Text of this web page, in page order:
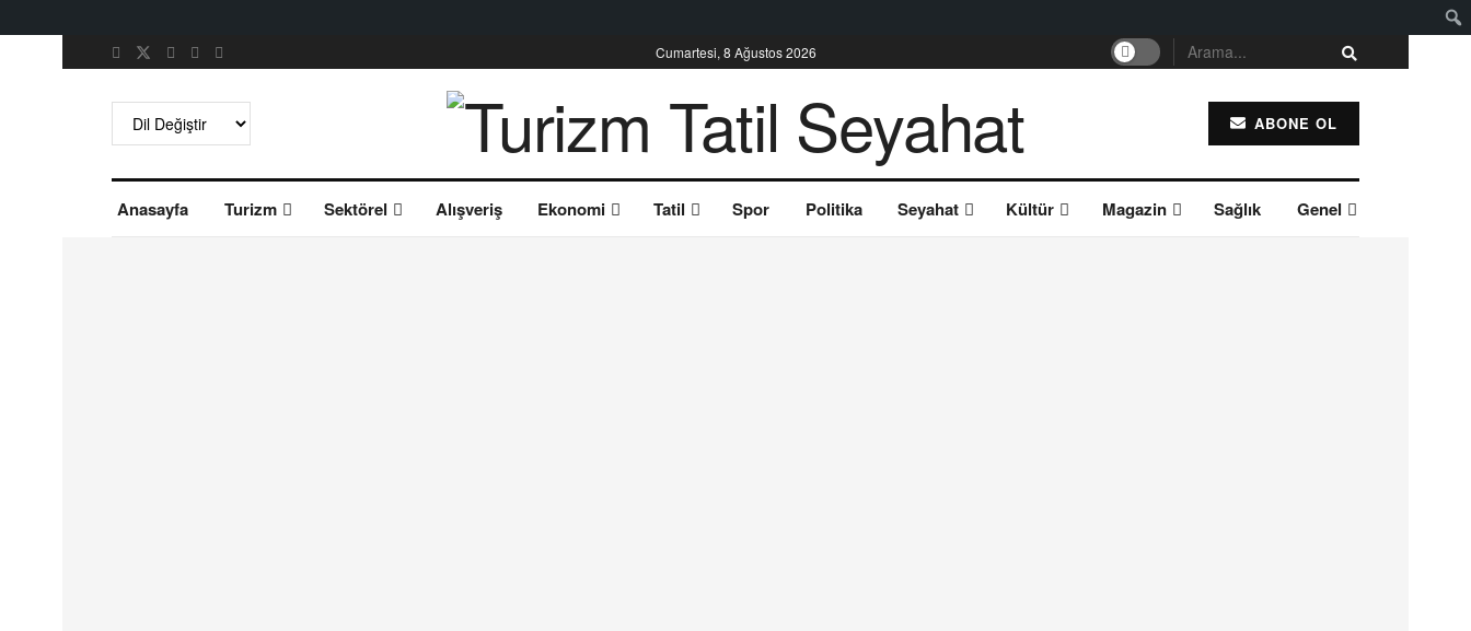
Cumartesi, 8 Ağustos 2026
ABONE OL
Anasayfa Turizm Sektörel Alışveriş Ekonomi Tatil Spor Politika Seyahat Kültür Magazin Sağlık Genel